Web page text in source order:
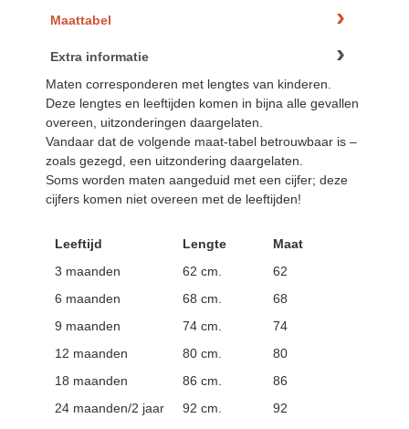
Maattabel
Extra informatie
Maten corresponderen met lengtes van kinderen.
Deze lengtes en leeftijden komen in bijna alle gevallen
overeen, uitzonderingen daargelaten.
Vandaar dat de volgende maat-tabel betrouwbaar is –
zoals gezegd, een uitzondering daargelaten.
Soms worden maten aangeduid met een cijfer; deze
cijfers komen niet overeen met de leeftijden!
Leeftijd Lengte
Maat
3 maanden
62 cm.
62
6 maanden
68 cm.
68
9 maanden
74 cm.
74
12 maanden
80 cm.
80
18 maanden
86 cm.
86
24 maanden/2 jaar
92 cm.
92